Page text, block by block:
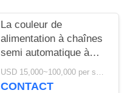
La couleur de
alimentation à chaînes
semi automatique à
grande vitesse de
machine d'impression
USD 15,000~100,000 per set MOQ:1 ensemble
CONTACT